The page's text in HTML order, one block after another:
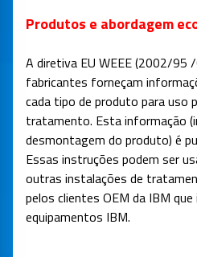
Produtos e abordagem
A diretiva EU WEEE (2002/95 /
fabricantes forneçam
cada tipo de produto para uso
tratamento. Esta informação
desmontagem do produto) é
Essas instruções podem ser
outras instalações de
pelos clientes OEM da IBM
equipamentos IBM.